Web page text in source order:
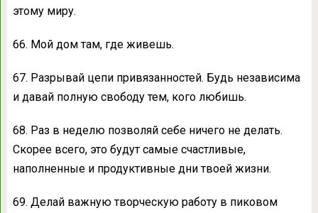
этому миру.
66. Мой дом там, где живешь.
67. Разрывай цепи привязанностей. Будь независима
и давай полную свободу тем, кого любишь.
68. Раз в неделю позволяй себе ничего не делать.
Скорее всего, это будут самые счастливые,
наполненные и продуктивные дни твоей жизни.
69. Делай важную творческую работу в пиковом